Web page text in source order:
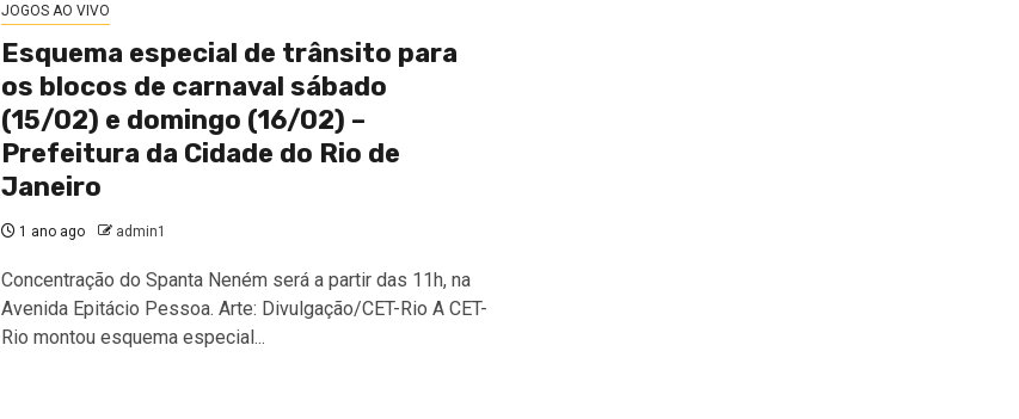
JOGOS AO VIVO
Esquema especial de trânsito para
os blocos de carnaval sábado
(15/02) e domingo (16/02) –
Prefeitura da Cidade do Rio de
Janeiro
1 ano ago admin1
Concentração do Spanta Neném será a partir das 11h, na
Avenida Epitácio Pessoa. Arte: Divulgação/CET-Rio A CET-
Rio montou esquema especial...